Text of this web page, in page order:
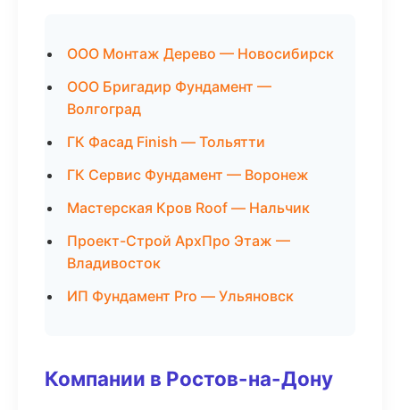
ООО Монтаж Дерево — Новосибирск
ООО Бригадир Фундамент —
Волгоград
ГК Фасад Finish — Тольятти
ГК Сервис Фундамент — Воронеж
Мастерская Кров Roof — Нальчик
Проект-Строй АрхПро Этаж —
Владивосток
ИП Фундамент Pro — Ульяновск
Компании в Ростов-на-Дону